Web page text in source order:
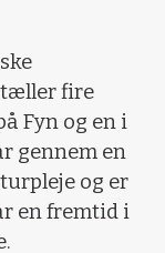
tæller fire
Fyn og en i
gennem en
og er
en fremtid i